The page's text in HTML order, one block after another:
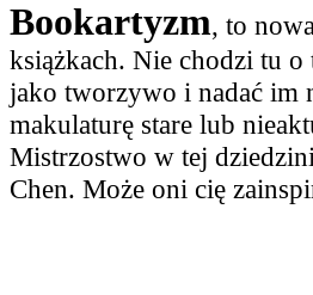
Bookartyzm, to
książkach. Nie chodzi tu
jako tworzywo i nadać im
makulaturę stare lub
Mistrzostwo w tej
Chen. Może oni cię